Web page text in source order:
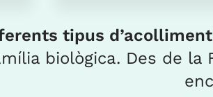
tipus d’acolliment
biològica. Des de la